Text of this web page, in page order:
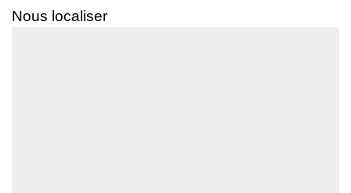
Nous localiser